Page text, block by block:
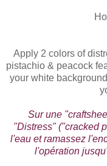
Apply 2 colors of
pistachio & peacock
your white
Sur une
"Distress" ("cracked
l'eau et ramassez
l'opération